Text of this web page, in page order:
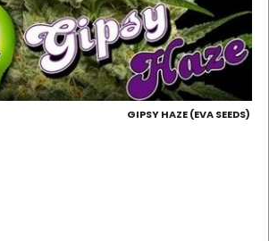
GIPSY HAZE (EVA SEEDS)